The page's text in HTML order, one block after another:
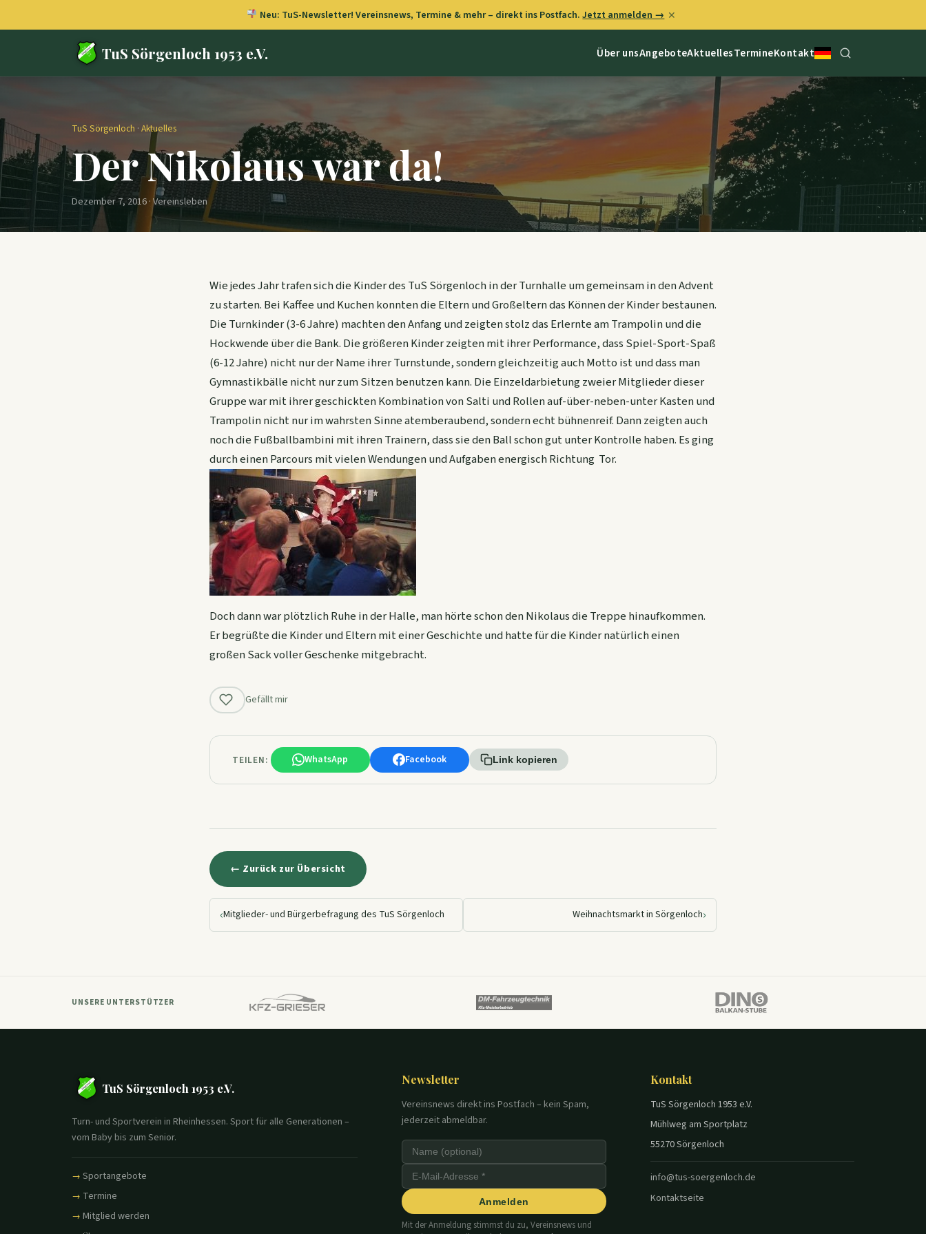
Neu: TuS-Newsletter! Vereinsnews, Termine & mehr – direkt ins Postfach.Jetzt anmelden → ✕
TuS Sörgenloch 1953 e.V. Über unsAngeboteAktuellesTermineKontakt
TuS Sörgenloch · Aktuelles
Der Nikolaus war da!
Dezember 7, 2016 · Vereinsleben
Wie jedes Jahr trafen sich die Kinder des TuS Sörgenloch in der Turnhalle um gemeinsam in den Advent
zu starten. Bei Kaffee und Kuchen konnten die Eltern und Großeltern das Können der Kinder bestaunen.
Die Turnkinder (3-6 Jahre) machten den Anfang und zeigten stolz das Erlernte am Trampolin und die
Hockwende über die Bank. Die größeren Kinder zeigten mit ihrer Performance, dass Spiel-Sport-Spaß
(6-12 Jahre) nicht nur der Name ihrer Turnstunde, sondern gleichzeitig auch Motto ist und dass man
Gymnastikbälle nicht nur zum Sitzen benutzen kann. Die Einzeldarbietung zweier Mitglieder dieser
Gruppe war mit ihrer geschickten Kombination von Salti und Rollen auf-über-neben-unter Kasten und
Trampolin nicht nur im wahrsten Sinne atemberaubend, sondern echt bühnenreif. Dann zeigten auch
noch die Fußballbambini mit ihren Trainern, dass sie den Ball schon gut unter Kontrolle haben. Es ging
durch einen Parcours mit vielen Wendungen und Aufgaben energisch Richtung Tor.
Doch dann war plötzlich Ruhe in der Halle, man hörte schon den Nikolaus die Treppe hinaufkommen.
Er begrüßte die Kinder und Eltern mit einer Geschichte und hatte für die Kinder natürlich einen
großen Sack voller Geschenke mitgebracht.
Gefällt mir
TEILEN: WhatsApp Facebook Link kopieren
← Zurück zur Übersicht
‹Mitglieder- und Bürgerbefragung des TuS Sörgenloch Weihnachtsmarkt in Sörgenloch›
UNSERE UNTERSTÜTZER
TuS Sörgenloch 1953 e.V.
Turn- und Sportverein in Rheinhessen. Sport für alle Generationen –
vom Baby bis zum Senior.
Sportangebote
Termine
Mitglied werden
Newsletter
Vereinsnews direkt ins Postfach – kein Spam,
jederzeit abmeldbar.
Anmelden
Mit der Anmeldung stimmst du zu, Vereinsnews und
Kontakt
TuS Sörgenloch 1953 e.V.
Mühlweg am Sportplatz
55270 Sörgenloch
info@tus-soergenloch.de
Kontaktseite